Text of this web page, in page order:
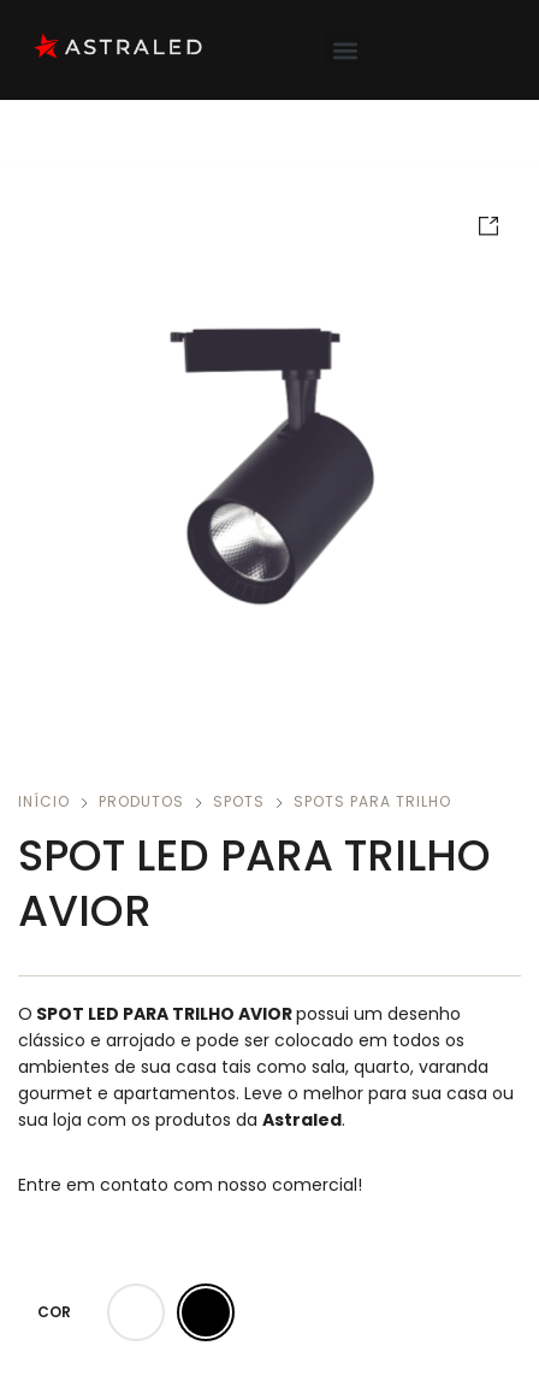
INÍCIO PRODUTOS SPOTS SPOTS PARA TRILHO
SPOT LED PARA TRILHO
AVIOR
O SPOT LED PARA TRILHO AVIORpossui um desenho
clássico e arrojado e pode ser colocado em todos os
ambientes de sua casa tais como sala, quarto, varanda
gourmet e apartamentos. Leve o melhor para sua casa ou
sua loja com os produtos da Astraled.
Entre em contato com nosso comercial!
COR